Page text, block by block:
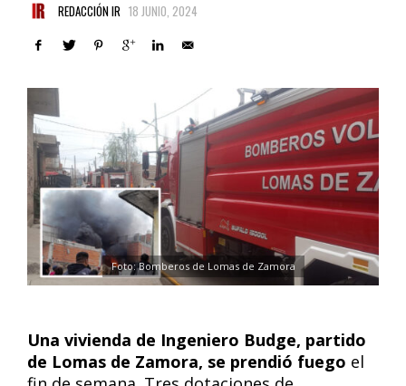
REDACCIÓN IR 18 JUNIO, 2024
Foto: Bomberos de Lomas de Zamora
Una vivienda de Ingeniero Budge, partido
de Lomas de Zamora, se prendió fuego el